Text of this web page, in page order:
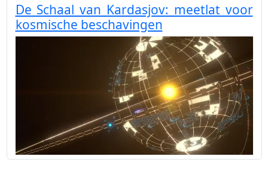
De Schaal van Kardasjov: meetlat voor
kosmische beschavingen